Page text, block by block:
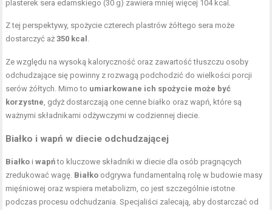
plasterek sera edamskiego (30 g) zawiera mniej więcej 104 kcal.
Z tej perspektywy, spożycie czterech plastrów żółtego sera może
dostarczyć aż350 kcal .
Ze względu na wysoką kaloryczność oraz zawartość tłuszczu osoby
odchudzające się powinny z rozwagą podchodzić do wielkości porcji
serów żółtych. Mimo to umiarkowane ich spożycie może być
korzystne, gdyż dostarczają one cenne białko oraz wapń, które są
ważnymi składnikami odżywczymi w codziennej diecie.
Białko i wapń w diecie odchudzającej
Białko iwapńto kluczowe składniki w diecie dla osób pragnących
zredukować wagę. Białko odgrywa fundamentalną rolę w budowie masy
mięśniowej oraz wspiera metabolizm, co jest szczególnie istotne
podczas procesu odchudzania. Specjaliści zalecają, aby dostarczać od